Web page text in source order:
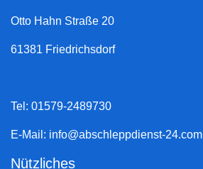
Otto Hahn Straße 20
61381 Friedrichsdorf
Tel: 01579-2489730
E-Mail: info@abschleppdienst-24.com
Nützliches